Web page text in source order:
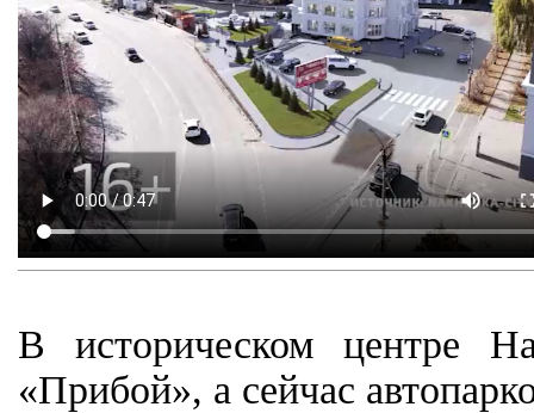
В историческом центре
«Прибой», а сейчас